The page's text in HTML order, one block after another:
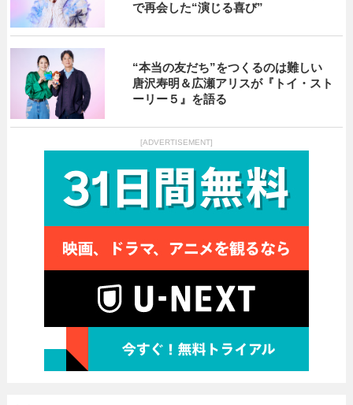
で再会した“演じる喜び”
“本当の友だち”をつくるのは難しい
唐沢寿明＆広瀬アリスが『トイ・スト
ーリー５』を語る
[ADVERTISEMENT]